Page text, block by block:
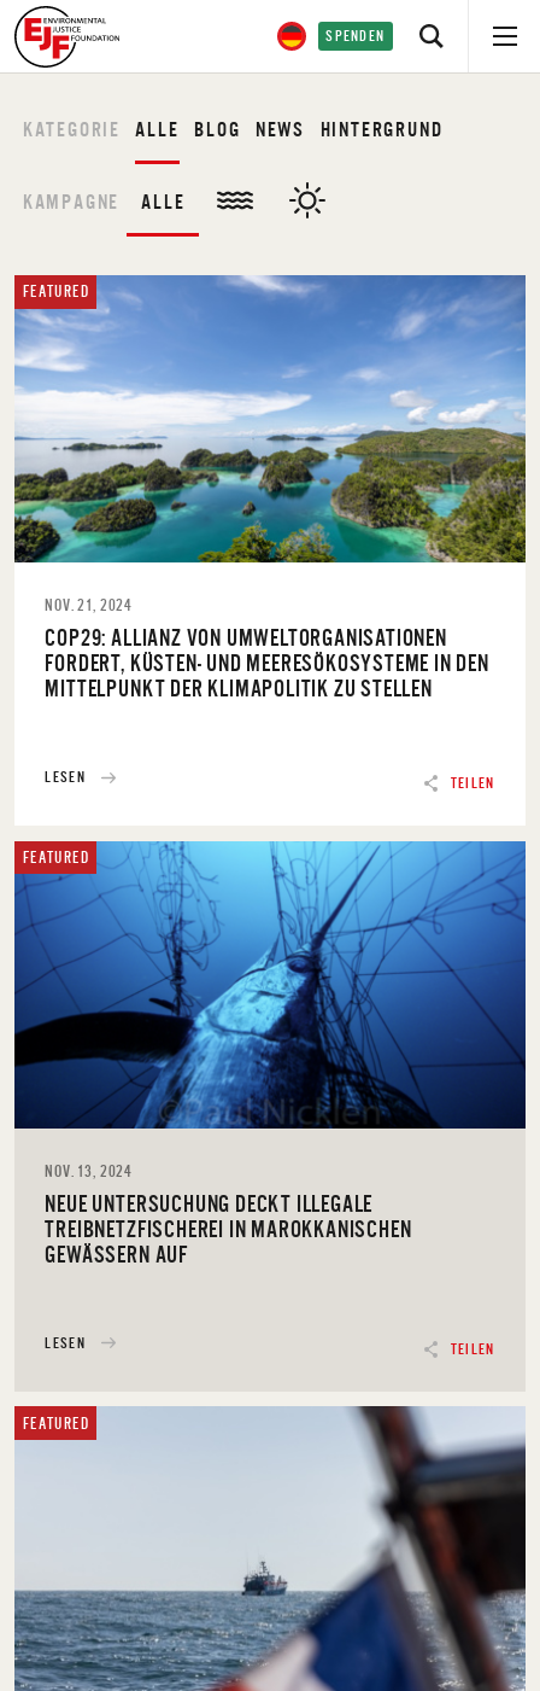
SPENDEN
KATEGORIE ALLE BLOG NEWS HINTERGRUND
KAMPAGNE ALLE
TEILEN
FEATURED
NOV. 21, 2024
COP29: ALLIANZ VON UMWELTORGANISATIONEN
FORDERT, KÜSTEN- UND MEERESÖKOSYSTEME IN DEN
MITTELPUNKT DER KLIMAPOLITIK ZU STELLEN
LESEN
TEILEN
FEATURED
NOV. 13, 2024
NEUE UNTERSUCHUNG DECKT ILLEGALE
TREIBNETZFISCHEREI IN MAROKKANISCHEN
GEWÄSSERN AUF
LESEN
FEATURED